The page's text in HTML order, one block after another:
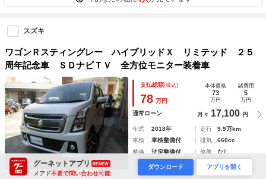
スズキ
ワゴンＲスティングレー ハイブリッドＸ リミテッド ２５
周年記念車 ＳＤナビＴＶ 全方位モニター装着車
支払総額(税込)
78 万円
本体価格
73
万円
諸費用
5
万円
通常ローン 月々 17,100 円
年式 2018年 走行
9.9万km
車検
車検整備付 排気
660cc
整備
法定整備付 修復
なし
保証付 (3ヶ月・3000km)
グーネットアプリ RENEW
メアド不要で問い合わせ可能
ダウンロード アプリを開く